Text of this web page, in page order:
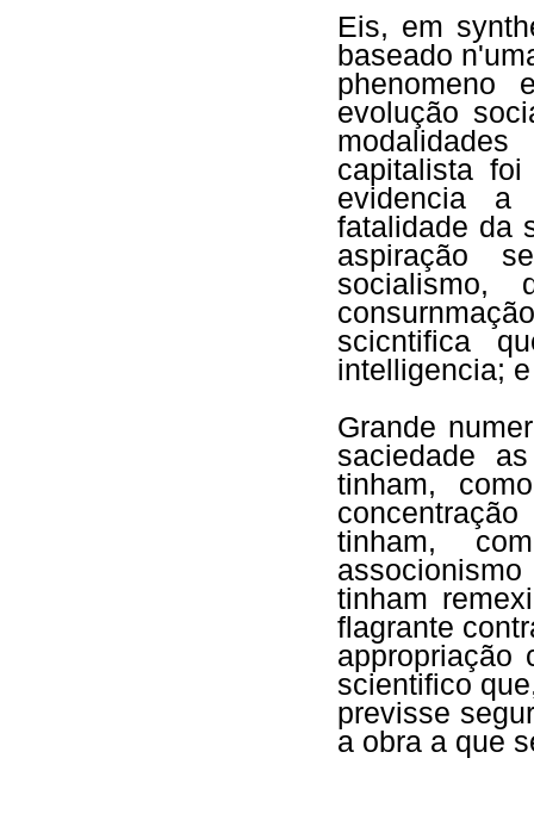
Eis, em
baseado
phenomeno
evolução
capitalista
evidencia a
fatalidade da
aspiração
scicntifica
intelligencia;
Grande
saciedade
tinham,
tinham,
tinham
flagrante
appropriação
scientifico
previsse
a obra a que